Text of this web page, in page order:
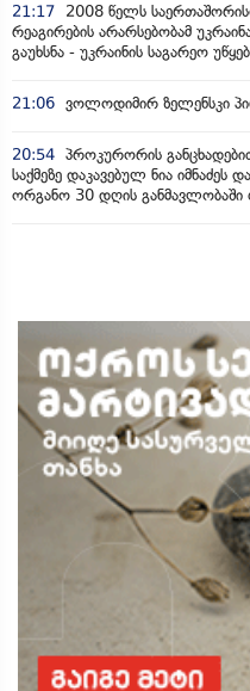
21:17
2008 წელს
რეაგირების არარსებობამ
გაუხსნა - უკრაინის საგარეო
21:06 ვოლოდიმირ ზელენსკი
20:54 პროკურორის
საქმეზე დაკავებულ ნია იმნაძეს
ორგანო 30 დღის